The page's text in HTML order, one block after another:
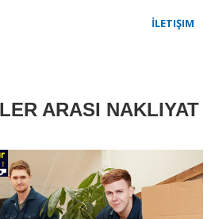
İLETIŞIM
ARASI NAKLIYAT